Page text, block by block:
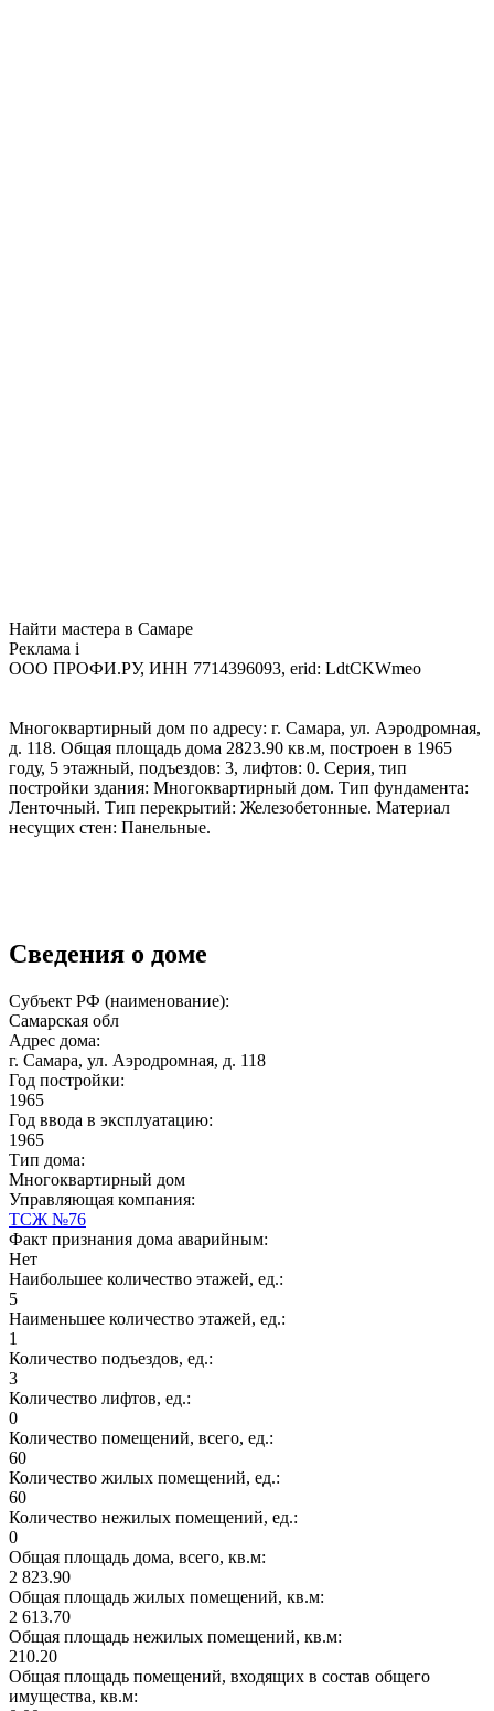
Найти мастера в Самаре
Реклама i
ООО ПРОФИ.РУ, ИНН 7714396093, erid: LdtCKWmeo
Многоквартирный дом по адресу: г. Самара, ул. Аэродромная,
д. 118. Общая площадь дома 2823.90 кв.м, построен в 1965
году, 5 этажный, подъездов: 3, лифтов: 0. Серия, тип
постройки здания: Многоквартирный дом. Тип фундамента:
Ленточный. Тип перекрытий: Железобетонные. Материал
несущих стен: Панельные.
Сведения о доме
Субъект РФ (наименование):
Самарская обл
Адрес дома:
г. Самара, ул. Аэродромная, д. 118
Год постройки:
1965
Год ввода в эксплуатацию:
1965
Тип дома:
Многоквартирный дом
Управляющая компания:
ТСЖ №76
Факт признания дома аварийным:
Нет
Наибольшее количество этажей, ед.:
5
Наименьшее количество этажей, ед.:
1
Количество подъездов, ед.:
3
Количество лифтов, ед.:
0
Количество помещений, всего, ед.:
60
Количество жилых помещений, ед.:
60
Количество нежилых помещений, ед.:
0
Общая площадь дома, всего, кв.м:
2 823.90
Общая площадь жилых помещений, кв.м:
2 613.70
Общая площадь нежилых помещений, кв.м:
210.20
Общая площадь помещений, входящих в состав общего
имущества, кв.м: